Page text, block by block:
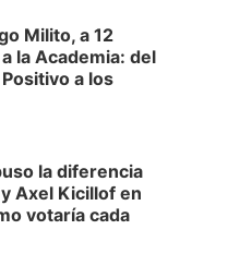
Milito, a 12
la Academia: del
a los
la diferencia
Axel Kicillof en
votaría cada